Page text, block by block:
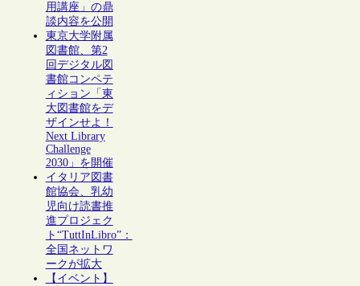
用講座」の鼎
談内容を公開
東京大学附属
図書館、第2
回デジタル図
書館コンペテ
ィション「東
大図書館をデ
ザインせよ！
Next Library
Challenge
2030」を開催
イタリア図書
館協会、乳幼
児向け読書推
進プロジェク
ト“TuttInLibro”：
全国ネットワ
ークが拡大
【イベント】